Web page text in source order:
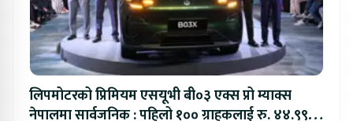
लिपमोटरको प्रिमियम एसयूभी बी०३ एक्स प्रो म्याक्स
नेपालमा सार्वजनिक : पहिलो १०० ग्राहकलाई रु. ४४.९९